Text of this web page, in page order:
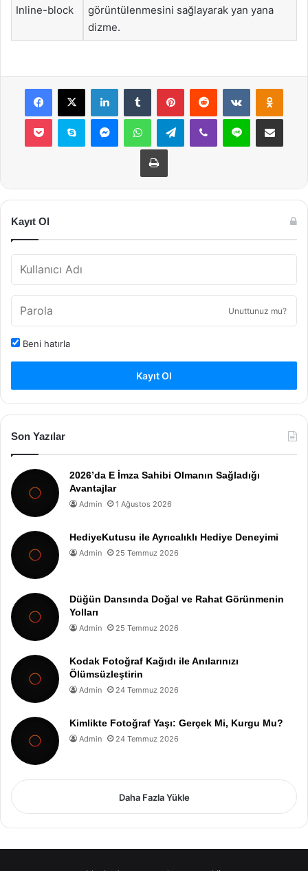
Inline-block
görüntülenmesini sağlayarak yan yana
dizme.
Facebook
X LinkedInTumblr PinterestReddit VKontakte
Pocket Skype MessengerWhatsAppTelegramViber Line E-Posta ile
Yazdır
Kayıt Ol
Unuttunuz mu?
Beni hatırla
Kayıt Ol
Son Yazılar
2026’da E İmza Sahibi Olmanın Sağladığı
Avantajlar
Admin 1 Ağustos 2026
HediyeKutusu ile Ayrıcalıklı Hediye Deneyimi
Admin 25 Temmuz 2026
Düğün Dansında Doğal ve Rahat Görünmenin
Yolları
Admin 25 Temmuz 2026
Kodak Fotoğraf Kağıdı ile Anılarınızı
Ölümsüzleştirin
Admin 24 Temmuz 2026
Kimlikte Fotoğraf Yaşı: Gerçek Mi, Kurgu Mu?
Admin 24 Temmuz 2026
Daha Fazla Yükle